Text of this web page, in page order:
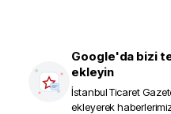
Google'da bizi
ekleyin
İstanbul Ticaret
ekleyerek